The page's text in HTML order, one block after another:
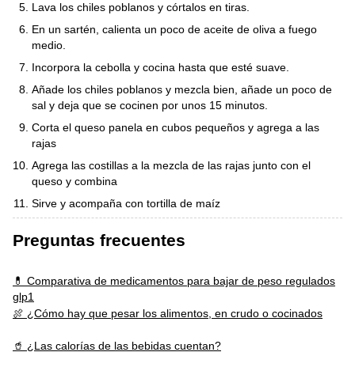
Lava los chiles poblanos y córtalos en tiras.
En un sartén, calienta un poco de aceite de oliva a fuego
medio.
Incorpora la cebolla y cocina hasta que esté suave.
Añade los chiles poblanos y mezcla bien, añade un poco de
sal y deja que se cocinen por unos 15 minutos.
Corta el queso panela en cubos pequeños y agrega a las
rajas
Agrega las costillas a la mezcla de las rajas junto con el
queso y combina
Sirve y acompaña con tortilla de maíz
Preguntas frecuentes
💊 Comparativa de medicamentos para bajar de peso regulados
glp1
🍖 ¿Cómo hay que pesar los alimentos, en crudo o cocinados
🥤 ¿Las calorías de las bebidas cuentan?